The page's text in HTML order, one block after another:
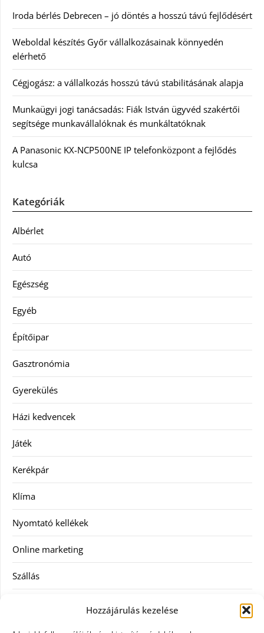
Hozzájárulás kezelése
Iroda bérlés Debrecen – jó döntés a hosszú távú fejlődésért
Weboldal készítés Győr vállalkozásainak könnyedén
elérhető
Cégjogász: a vállalkozás hosszú távú stabilitásának alapja
Munkaügyi jogi tanácsadás: Fiák István ügyvéd szakértői
segítsége munkavállalóknak és munkáltatóknak
A Panasonic KX-NCP500NE IP telefonközpont a fejlődés
kulcsa
Kategóriák
Albérlet
Autó
Egészség
Egyéb
Építőipar
Gasztronómia
Gyerekülés
Házi kedvencek
Játék
Kerékpár
Klíma
Nyomtató kellékek
Online marketing
Szállás
Szellőztető